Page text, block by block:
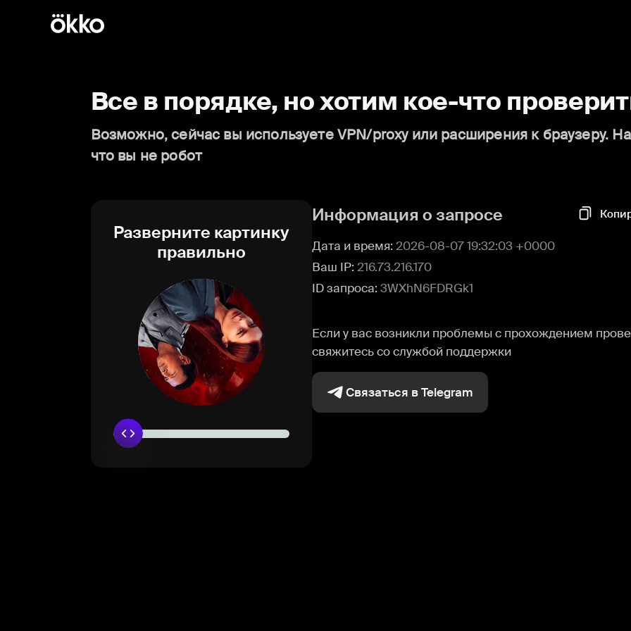
Все в порядке, но хотим кое-что
Возможно, сейчас вы используете VPN/proxy или расширения к браузеру.
что вы не робот
Разверните картинку
правильно
Информация о запросе
Дата и время: 2026-08-07 19:32:03 +0000
Ваш IP: 216.73.216.170
ID запроса: 3WXhN6FDRGk1
Если у вас возникли проблемы с прохождением
свяжитесь со службой поддержки
Связаться в Telegram